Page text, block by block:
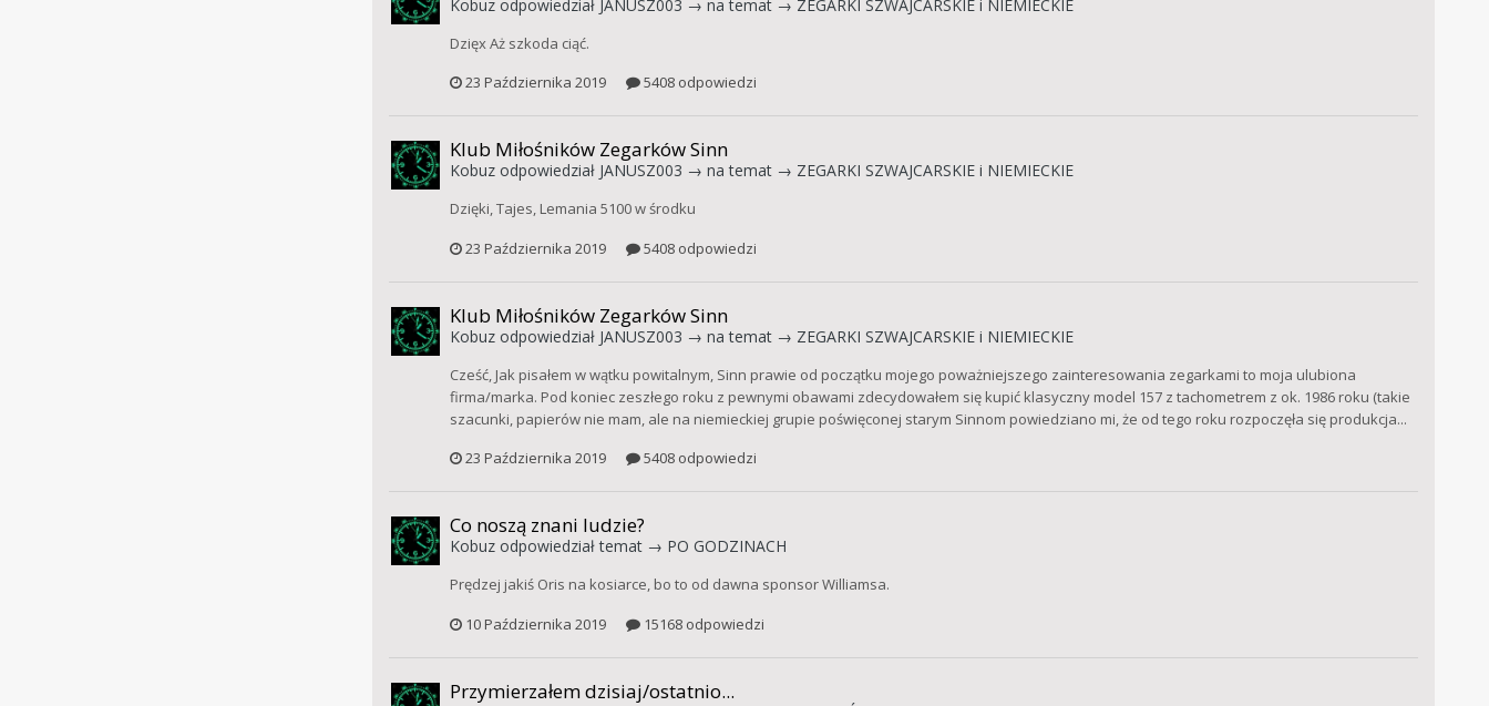
Kobuzodpowiedział JANUSZ003 → na temat → ZEGARKI SZWAJCARSKIE i NIEMIECKIE
Dzięx Aż szkoda ciąć.
23 Października 2019
5408 odpowiedzi
Klub Miłośników Zegarków Sinn
Kobuzodpowiedział JANUSZ003 → na temat → ZEGARKI SZWAJCARSKIE i NIEMIECKIE
Dzięki, Tajes, Lemania 5100 w środku
23 Października 2019
5408 odpowiedzi
Klub Miłośników Zegarków Sinn
Kobuzodpowiedział JANUSZ003 → na temat → ZEGARKI SZWAJCARSKIE i NIEMIECKIE
Cześć, Jak pisałem w wątku powitalnym, Sinn prawie od początku mojego poważniejszego zainteresowania zegarkami to moja ulubiona
firma/marka. Pod koniec zeszłego roku z pewnymi obawami zdecydowałem się kupić klasyczny model 157 z tachometrem z ok. 1986 roku (takie
szacunki, papierów nie mam, ale na niemieckiej grupie poświęconej starym Sinnom powiedziano mi, że od tego roku rozpoczęła się produkcja...
23 Października 2019
5408 odpowiedzi
Co noszą znani ludzie?
Kobuzodpowiedział temat → PO GODZINACH
Prędzej jakiś Oris na kosiarce, bo to od dawna sponsor Williamsa.
10 Października 2019
15168 odpowiedzi
Przymierzałem dzisiaj/ostatnio...